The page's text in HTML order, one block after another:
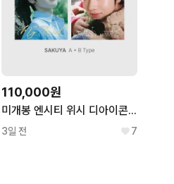
110,000원
미개봉 엔시티 위시 디아이콘 카톡 특전 포함 사쿠야 ab타입 유닛 포카
3일 전 7